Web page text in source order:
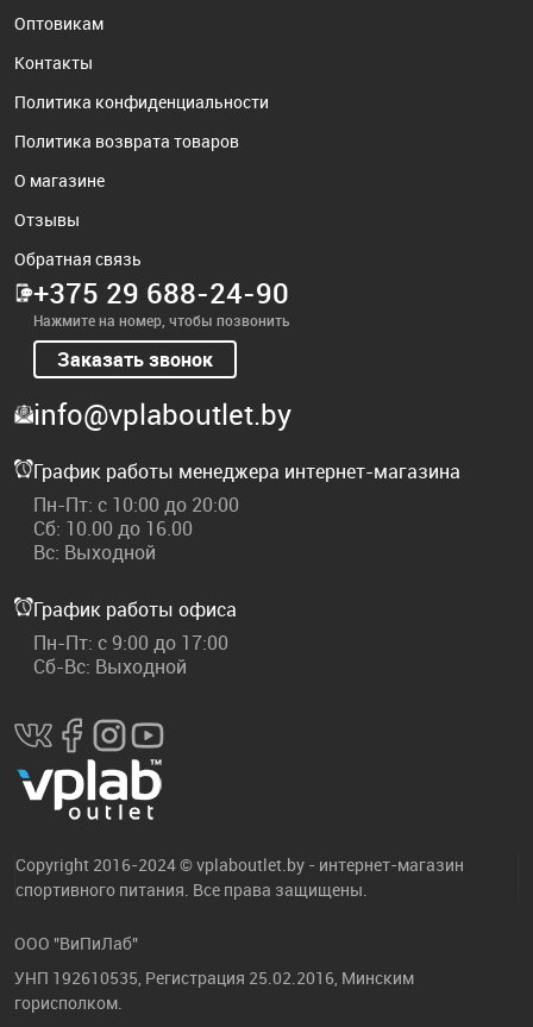
Оптовикам
Контакты
Политика конфиденциальности
Политика возврата товаров
О магазине
Отзывы
Обратная связь
+375 29 688-24-90
Нажмите на номер, чтобы позвонить
Заказать звонок
info@vplaboutlet.by
График работы менеджера интернет-магазина
Пн-Пт: с 10:00 до 20:00
Сб: 10.00 до 16.00
Вс: Выходной
График работы офиса
Пн-Пт: с 9:00 до 17:00
Сб-Вс: Выходной
Copyright 2016-2024 © vplaboutlet.by - интернет-магазин
спортивного питания. Все права защищены.
ООО "ВиПиЛаб"
УНП 192610535, Регистрация 25.02.2016, Минским
горисполком.